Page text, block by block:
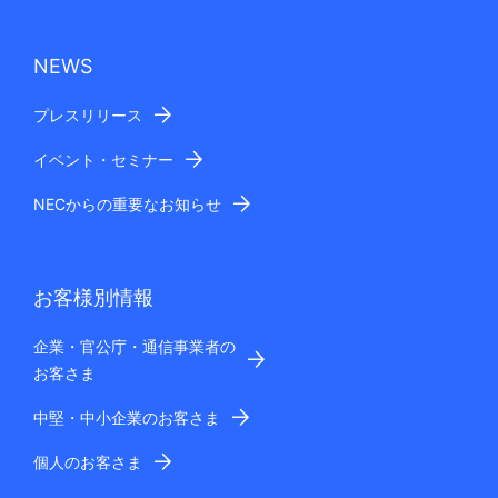
NEWS
プレスリリース
イベント・セミナー
NECからの重要なお知らせ
お客様別情報
企業・官公庁・通信事業者の
お客さま
中堅・中小企業のお客さま
個人のお客さま